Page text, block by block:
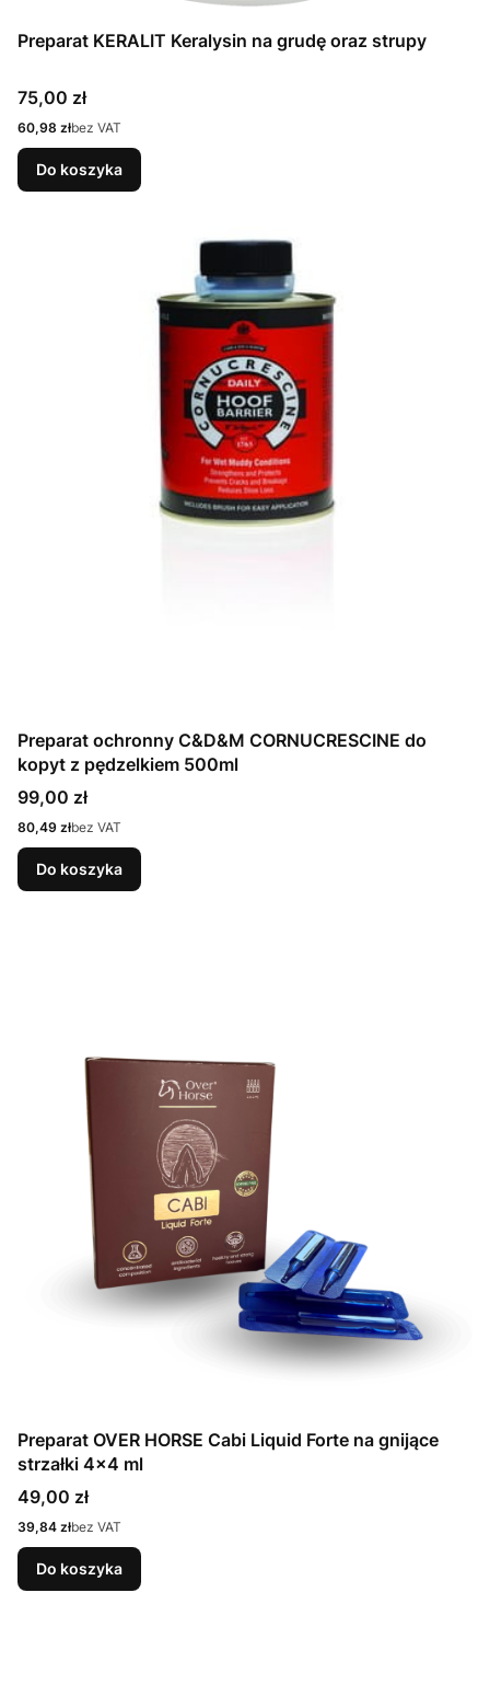
Preparat KERALIT Keralysin na grudę oraz strupy
Cena
75,00 zł
Cena
60,98 złbez VAT
Do koszyka
Preparat ochronny C&D&M CORNUCRESCINE do
kopyt z pędzelkiem 500ml
Cena
99,00 zł
Cena
80,49 złbez VAT
Do koszyka
Preparat OVER HORSE Cabi Liquid Forte na gnijące
strzałki 4x4 ml
Cena
49,00 zł
Cena
39,84 złbez VAT
Do koszyka